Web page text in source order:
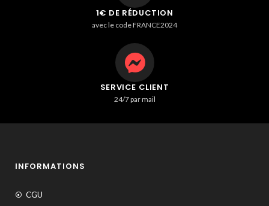
1€ DE RÉDUCTION
avec le code FRANCE2024
SERVICE CLIENT
24/7 par mail
INFORMATIONS
CGU